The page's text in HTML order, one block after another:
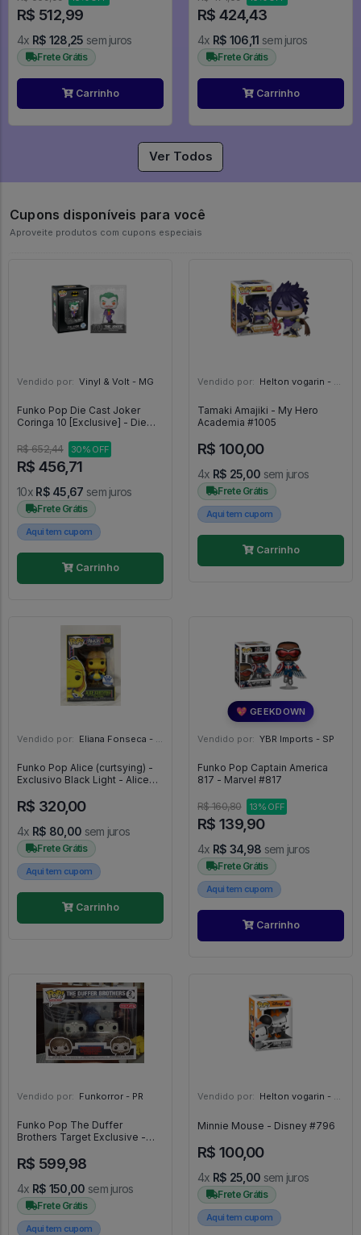
R$ 512,99
4x R$ 128,25 sem juros
Frete Grátis
Carrinho
R$ 424,43
4x R$ 106,11 sem juros
Frete Grátis
Carrinho
Ver Todos
Cupons disponíveis para você
Aproveite produtos com cupons especiais
Vendido por: Vinyl & Volt - MG
Funko Pop Die Cast Joker
Coringa 10 [Exclusive] - Die
R$ 652,44
30% OFF
R$ 456,71
10x R$ 45,67 sem juros
Frete Grátis
Aqui tem cupom
Carrinho
Vendido por: Helton vogarin - SP
Tamaki Amajiki - My Hero
Academia #1005
R$ 100,00
4x R$ 25,00 sem juros
Frete Grátis
Aqui tem cupom
Carrinho
Vendido por: Eliana Fonseca - SP
Funko Pop Alice (curtsying) -
Exclusivo Black Light - Alice
R$ 320,00
4x R$ 80,00 sem juros
Frete Grátis
Aqui tem cupom
Carrinho
💖 GEEKDOWN
Vendido por: YBR Imports - SP
Funko Pop Captain America
817 - Marvel #817
R$ 160,80 13% OFF
R$ 139,90
4x R$ 34,98 sem juros
Frete Grátis
Aqui tem cupom
Carrinho
Vendido por: Funkorror - PR
Funko Pop The Duffer
Brothers Target Exclusive -
R$ 599,98
4x R$ 150,00 sem juros
Frete Grátis
Aqui tem cupom
Vendido por: Helton vogarin - SP
Minnie Mouse - Disney #796
R$ 100,00
4x R$ 25,00 sem juros
Frete Grátis
Aqui tem cupom